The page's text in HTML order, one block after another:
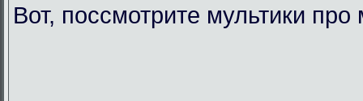
Вот, поссмотрите мультики